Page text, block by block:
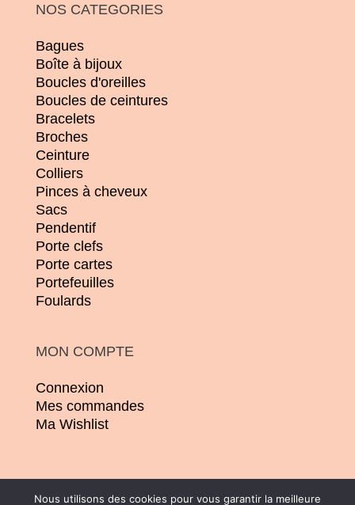
NOS CATEGORIES
Bagues
Boîte à bijoux
Boucles d'oreilles
Boucles de ceintures
Bracelets
Broches
Ceinture
Colliers
Pinces à cheveux
Sacs
Pendentif
Porte clefs
Porte cartes
Portefeuilles
Foulards
MON COMPTE
Connexion
Mes commandes
Ma Wishlist
Nous utilisons des cookies pour vous garantir la meilleure